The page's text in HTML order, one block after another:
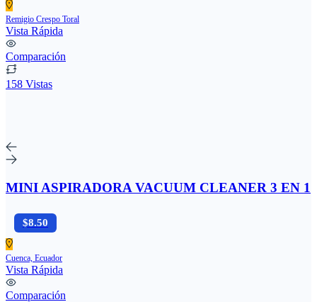
Remigio Crespo Toral
Vista Rápida
Comparación
158 Vistas
MINI ASPIRADORA VACUUM CLEANER 3 EN 1
$8.50
Cuenca, Ecuador
Vista Rápida
Comparación